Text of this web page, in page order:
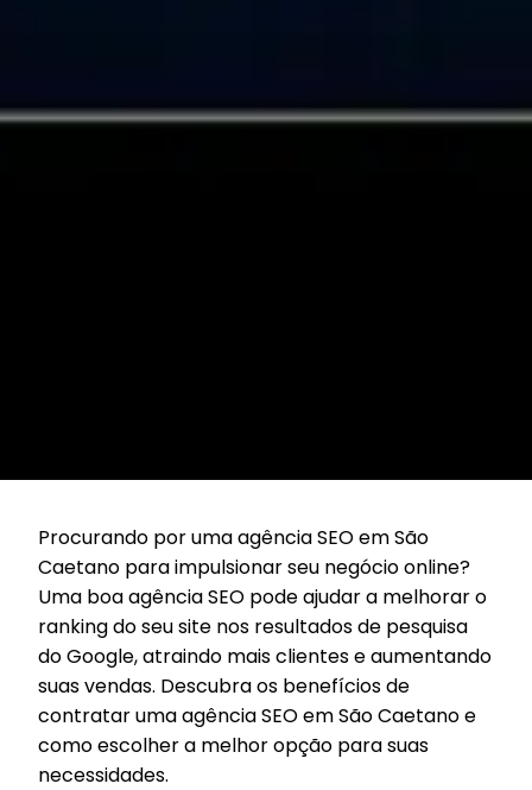
Procurando por uma agência SEO em São
Caetano para impulsionar seu negócio online?
Uma boa agência SEO pode ajudar a melhorar o
ranking do seu site nos resultados de pesquisa
do Google, atraindo mais clientes e aumentando
suas vendas. Descubra os benefícios de
contratar uma agência SEO em São Caetano e
como escolher a melhor opção para suas
necessidades.